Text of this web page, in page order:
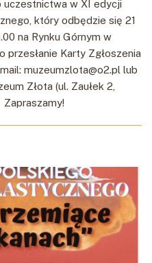
uczestnictwa w XI edycji
który odbędzie się 21
na Rynku Górnym w
przesłanie Karty Zgłoszenia
muzeumzlota@o2.pl lub
Złota (ul. Zaułek 2,